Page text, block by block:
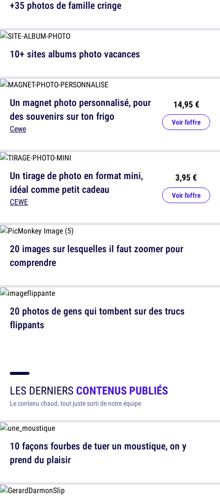
10+ sites albums photo vacances
Un tirage de photo en format mini,
idéal comme petit cadeau
CEWE
3,95 €
Voir l'offre
20 photos de gens qui tombent sur des trucs
flippants
+35 photos de famille cringe
Un magnet photo personnalisé, pour
des souvenirs sur ton frigo
Cewe
14,95 €
Voir l'offre
20 images sur lesquelles il faut zoomer pour
comprendre
LES DERNIERS CONTENUS PUBLIÉS
Le contenu chaud, tout juste sorti de notre équipe
10 façons fourbes de tuer un moustique, on y
prend du plaisir